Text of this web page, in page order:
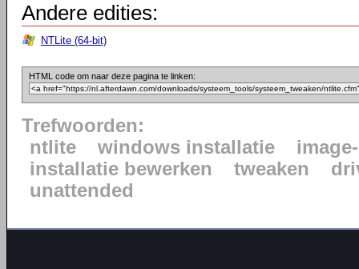
Andere edities:
NTLite (64-bit)
HTML code om naar deze pagina te linken:
Trefwoorden:
ntlite
windows installatie
installatie bewerken
tweaken
unattended